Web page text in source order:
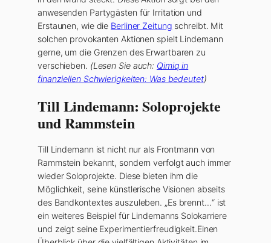
anwesenden Partygästen für Irritation und
Erstaunen, wie die Berliner Zeitung schreibt. Mit
solchen provokanten Aktionen spielt Lindemann
gerne, um die Grenzen des Erwartbaren zu
verschieben. (Lesen Sie auch: Qimiq in
finanziellen Schwierigkeiten: Was bedeutet)
Till Lindemann: Soloprojekte
und Rammstein
Till Lindemann ist nicht nur als Frontmann von
Rammstein bekannt, sondern verfolgt auch immer
wieder Soloprojekte. Diese bieten ihm die
Möglichkeit, seine künstlerische Visionen abseits
des Bandkontextes auszuleben. „Es brennt…“ ist
ein weiteres Beispiel für Lindemanns Solokarriere
und zeigt seine Experimentierfreudigkeit.Einen